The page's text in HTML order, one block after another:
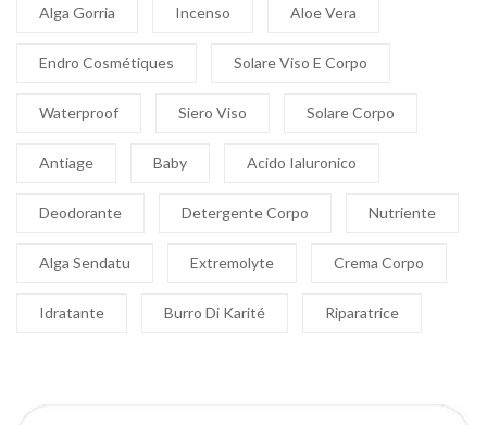
Alga Gorria Incenso Aloe Vera
Endro Cosmétiques Solare Viso E Corpo
Waterproof Siero Viso Solare Corpo
Antiage Baby Acido Ialuronico
Deodorante Detergente Corpo Nutriente
Alga Sendatu Extremolyte Crema Corpo
Idratante Burro Di Karité Riparatrice